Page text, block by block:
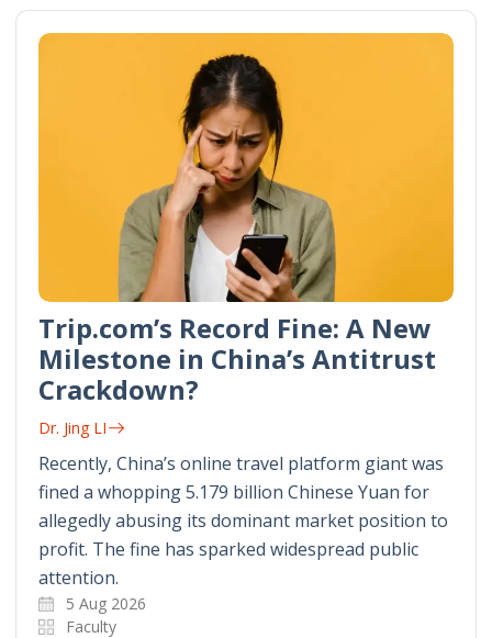
Trip.com’s Record Fine: A New
Milestone in China’s Antitrust
Crackdown?
Dr. Jing LI
Recently, China’s online travel platform giant was
fined a whopping 5.179 billion Chinese Yuan for
allegedly abusing its dominant market position to
profit. The fine has sparked widespread public
attention.
5 Aug 2026
Faculty